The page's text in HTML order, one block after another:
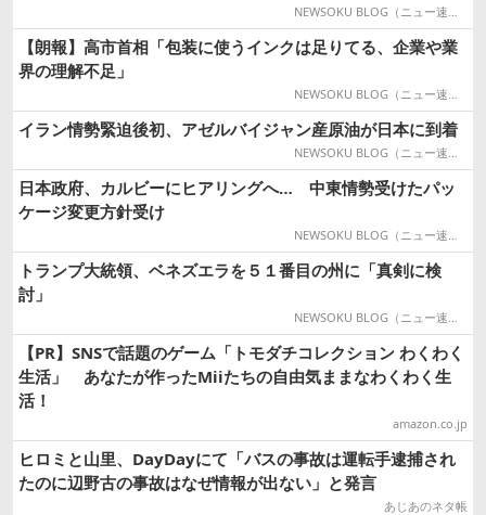
NEWSOKU BLOG（ニュー速ブログ）
【朗報】高市首相「包装に使うインクは足りてる、企業や業
界の理解不足」
NEWSOKU BLOG（ニュー速ブログ）
イラン情勢緊迫後初、アゼルバイジャン産原油が日本に到着
NEWSOKU BLOG（ニュー速ブログ）
日本政府、カルビーにヒアリングへ… 中東情勢受けたパッ
ケージ変更方針受け
NEWSOKU BLOG（ニュー速ブログ）
トランプ大統領、ベネズエラを５１番目の州に「真剣に検
討」
NEWSOKU BLOG（ニュー速ブログ）
【PR】SNSで話題のゲーム「トモダチコレクション わくわく
生活」 あなたが作ったMiiたちの自由気ままなわくわく生
活！
amazon.co.jp
ヒロミと山里、DayDayにて「バスの事故は運転手逮捕され
たのに辺野古の事故はなぜ情報が出ない」と発言
あじあのネタ帳